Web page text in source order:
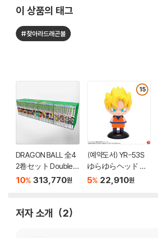
이 상품의 태그
#찾아라드래곤볼
DRAGON BALL 全4
2卷セット Double C
over Box
10% 313,770원
15
(예약도서) YR-53S
ゆらゆらヘッド ド
ラゴンボ-ルZ 孫悟
5% 22,910원
저자 소개 2